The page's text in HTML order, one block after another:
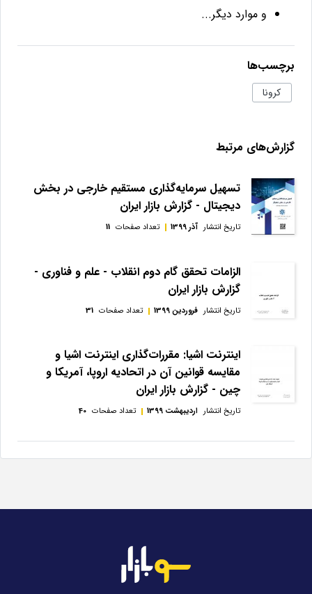
و موارد دیگر...
برچسب‌ها
کرونا
گزارش‌های مرتبط
تسهیل سرمایه‌گذاری مستقیم خارجی در بخش
دیجیتال - گزارش بازار ایران
تاریخ انتشار آذر 1399 تعداد صفحات 11
الزامات تحقق گام دوم انقلاب - علم و فناوری -
گزارش بازار ایران
تاریخ انتشار فروردین 1399 تعداد صفحات 31
اینترنت اشیا: مقررات‌گذاری اینترنت اشيا و
مقایسه قوانين آن در اتحادیه اروپا، آمریکا و
چين - گزارش بازار ایران
تاریخ انتشار اردیبهشت 1399 تعداد صفحات 40